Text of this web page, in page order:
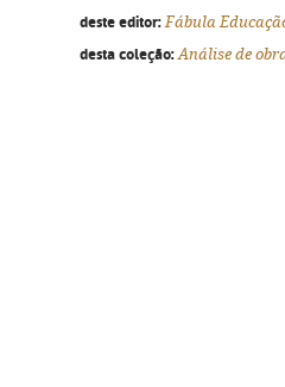
deste editor: Fábula
desta coleção: Análise de